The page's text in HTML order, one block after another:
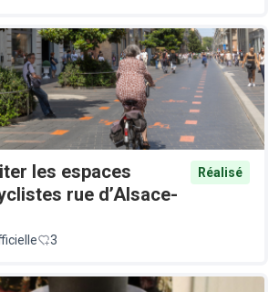
les espaces
rue d’Alsace-
Réalisé
3